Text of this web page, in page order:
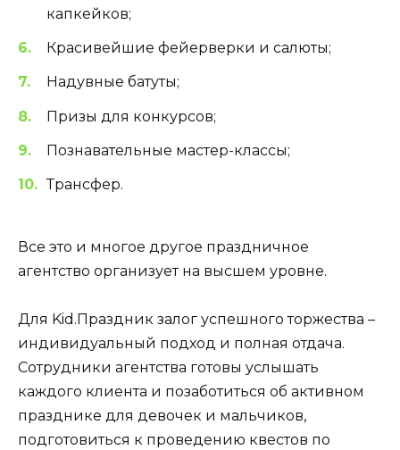
капкейков;
Красивейшие фейерверки и салюты;
Надувные батуты;
Призы для конкурсов;
Познавательные мастер-классы;
Трансфер.
Все это и многое другое праздничное
агентство организует на высшем уровне.
Для Kid.Праздник залог успешного торжества –
индивидуальный подход и полная отдача.
Сотрудники агентства готовы услышать
каждого клиента и позаботиться об активном
празднике для девочек и мальчиков,
подготовиться к проведению квестов по